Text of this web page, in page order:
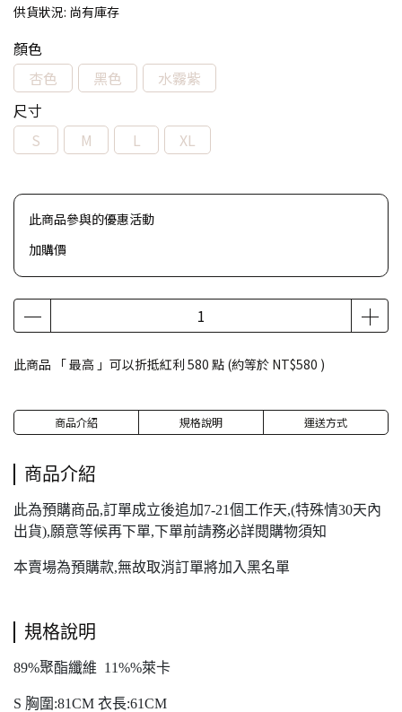
供貨狀況: 尚有庫存
顏色
杏色
黑色
水霧紫
尺寸
S
M L XL
此商品參與的優惠活動
加購價
此商品 「 最高 」可以折抵紅利 580 點 (約等於 NT$580 )
商品介紹 規格說明 運送方式
商品介紹
此為預購商品,訂單成立後追加7-21個工作天,(特殊情30天內
出貨),願意等候再下單,下單前請務必詳閱購物須知
本賣場為預購款,無故取消訂單將加入黑名單
規格說明
89%聚酯纖維 11%%萊卡
S 胸圍:81CM 衣長:61CM